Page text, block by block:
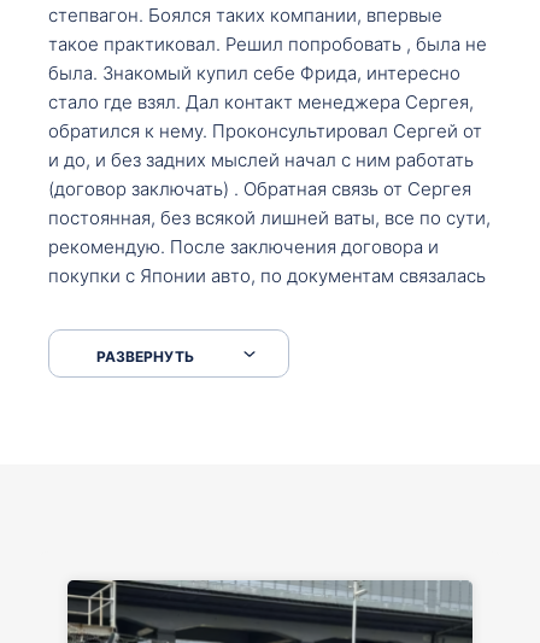
степвагон. Боялся таких компании, впервые
такое практиковал. Решил попробовать , была не
была. Знакомый купил себе Фрида, интересно
стало где взял. Дал контакт менеджера Сергея,
обратился к нему. Проконсультировал Сергей от
и до, и без задних мыслей начал с ним работать
(договор заключать) . Обратная связь от Сергея
постоянная, без всякой лишней ваты, все по сути,
рекомендую. После заключения договора и
покупки с Японии авто, по документам связалась
что заполнить, куда зайти, образцы и т.д. После
приехал за авто. Меня тепло встретили Сергей с
РАЗВЕРНУТЬ